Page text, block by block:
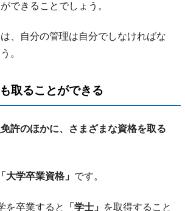
できることでしょう。
、自分の管理は自分でしなければな
。
取ることができる
許のほかに、さまざまな資格を取る
「大学卒業資格」 です。
を卒業すると 「学士」 を取得すること